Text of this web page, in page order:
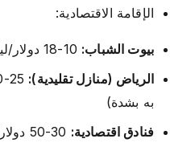
الإقامة الاقتصادية:
بيوت الشباب:
الرياض (منازل تقليدية):
به بشدة)
فنادق اقتصادية: